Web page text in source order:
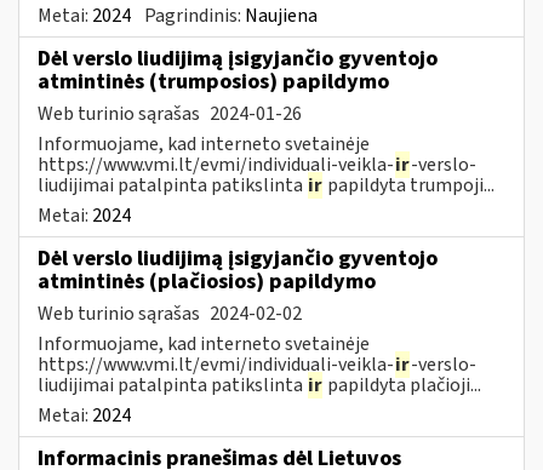
Metai: 2024 Pagrindinis: Naujiena
Dėl verslo liudijimą įsigyjančio gyventojo
atmintinės (trumposios) papildymo
Web turinio sąrašas 2024-01-26
Informuojame, kad interneto svetainėje
https://www.vmi.lt/evmi/individuali-veikla-ir-verslo-
liudijimai patalpinta patikslinta ir papildyta trumpoji...
Metai: 2024
Dėl verslo liudijimą įsigyjančio gyventojo
atmintinės (plačiosios) papildymo
Web turinio sąrašas 2024-02-02
Informuojame, kad interneto svetainėje
https://www.vmi.lt/evmi/individuali-veikla-ir-verslo-
liudijimai patalpinta patikslinta ir papildyta plačioji...
Metai: 2024
Informacinis pranešimas dėl Lietuvos